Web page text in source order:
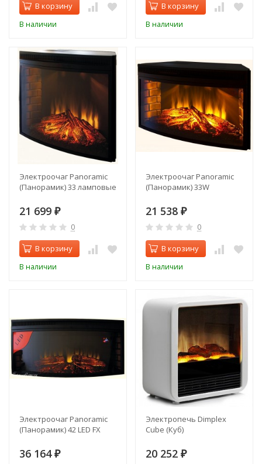
В корзину
В наличии
В корзину
В наличии
Электроочаг Panoramic
(Панорамик) 33 ламповые
21 699 ₽
0
В корзину
В наличии
Электроочаг Panoramic
(Панорамик) 33W
21 538 ₽
0
В корзину
В наличии
Электроочаг Panoramic
(Панорамик) 42 LED FX
36 164 ₽
Электропечь Dimplex
Cube (Куб)
20 252 ₽